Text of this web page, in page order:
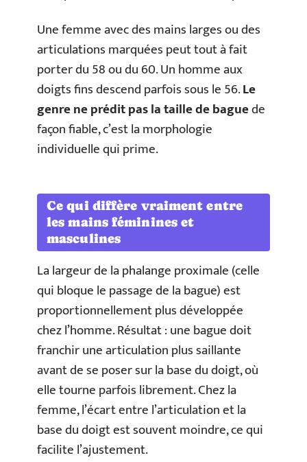
Une femme avec des mains larges ou des
articulations marquées peut tout à fait
porter du 58 ou du 60. Un homme aux
doigts fins descend parfois sous le 56.Le
genre ne prédit pas la taille de baguede
façon fiable, c’est la morphologie
individuelle qui prime.
Ce qui diffère vraiment entre
les mains féminines et
masculines
La largeur de la phalange proximale (celle
qui bloque le passage de la bague) est
proportionnellement plus développée
chez l’homme. Résultat : une bague doit
franchir une articulation plus saillante
avant de se poser sur la base du doigt, où
elle tourne parfois librement. Chez la
femme, l’écart entre l’articulation et la
base du doigt est souvent moindre, ce qui
facilite l’ajustement.